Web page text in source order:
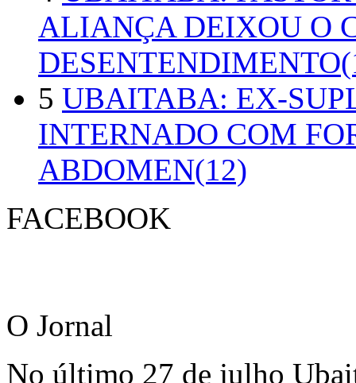
ALIANÇA DEIXOU O
5 UBAITABA: EX-
INTERNADO COM
ABDOMEN(12)
FACEBOOK
O Jornal
No último 27 de julho